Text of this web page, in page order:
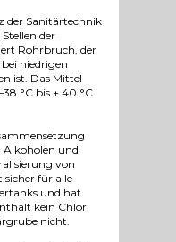
der Sanitärtechnik
der
Rohrbruch, der
niedrigen
ist. Das Mittel
°C bis + 40 °C
Alkoholen und
von
für alle
und hat
kein Chlor.
nicht.